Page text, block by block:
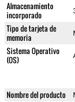
Almacenamiento
incorporado
Tipo de tarjeta de
memoria
Sistema Operativo
(OS)
Nombre del producto